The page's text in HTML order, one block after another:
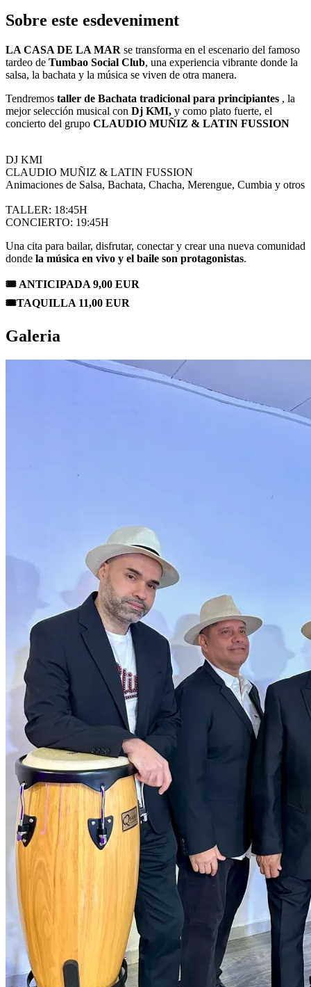
Sobre este esdeveniment
LA CASA DE LA MAR se transforma en el escenario del famoso
tardeo de Tumbao Social Club, una experiencia vibrante donde la
salsa, la bachata y la música se viven de otra manera.
Tendremos taller de Bachata tradicional para principiantes , la
mejor selección musical con Dj KMI, y como plato fuerte, el
concierto del grupo CLAUDIO MUÑIZ & LATIN FUSSION
DJ KMI
CLAUDIO MUÑIZ & LATIN FUSSION
Animaciones de Salsa, Bachata, Chacha, Merengue, Cumbia y otros
TALLER: 18:45H
CONCIERTO: 19:45H
Una cita para bailar, disfrutar, conectar y crear una nueva comunidad
donde la música en vivo y el baile son protagonistas.
🎟️ ANTICIPADA 9,00 EUR
🎟️TAQUILLA 11,00 EUR
Galeria